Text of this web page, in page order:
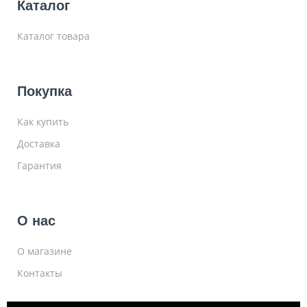
Каталог
Каталог товара
Покупка
Как купить
Доставка
Гарантия
О нас
О магазине
Контакты